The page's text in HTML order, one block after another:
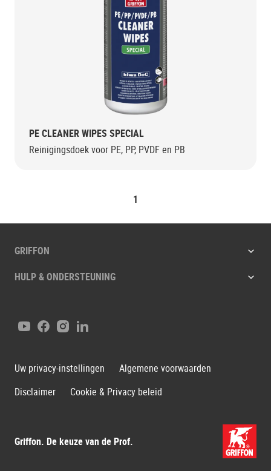
PE CLEANER WIPES SPECIAL
Reinigingsdoek voor PE, PP, PVDF en PB
1
GRIFFON
HULP & ONDERSTEUNING
Griffon. De keuze van de Prof.
YouTubeFacebook
Instagram
LinkedIn
Uw privacy-instellingen
Algemene voorwaarden
Disclaimer
Cookie & Privacy beleid